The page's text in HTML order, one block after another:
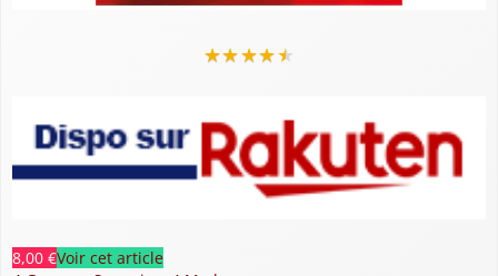
★★★★★
8,00 €Voir cet article